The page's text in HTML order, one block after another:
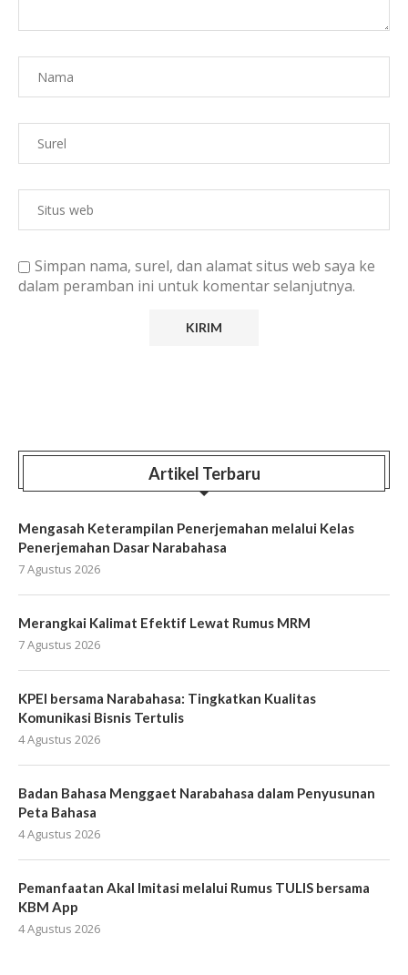
Simpan nama, surel, dan alamat situs web saya ke
dalam peramban ini untuk komentar selanjutnya.
Artikel Terbaru
Mengasah Keterampilan Penerjemahan melalui Kelas
Penerjemahan Dasar Narabahasa
7 Agustus 2026
Merangkai Kalimat Efektif Lewat Rumus MRM
7 Agustus 2026
KPEI bersama Narabahasa: Tingkatkan Kualitas
Komunikasi Bisnis Tertulis
4 Agustus 2026
Badan Bahasa Menggaet Narabahasa dalam Penyusunan
Peta Bahasa
4 Agustus 2026
Pemanfaatan Akal Imitasi melalui Rumus TULIS bersama
KBM App
4 Agustus 2026